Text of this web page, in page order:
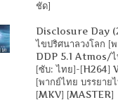
ชัด]
Disclosure Day
ไขปริศนาลวงโลก [
DDP 5.1 Atmos/
[ซับ: ไทย]-[H264]
[พากย์ไทย บรรยาย
[MKV] [MASTER]